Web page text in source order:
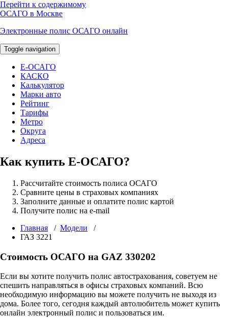
Перейти к содержимому
ОСАГО в Москве
Электронные полис ОСАГО онлайн
Toggle navigation
E-ОСАГО
КАСКО
Калькулятор
Марки авто
Рейтинг
Тарифы
Метро
Округа
Адреса
Как купить Е-ОСАГО?
Рассчитайте стоимость полиса ОСАГО
Сравните цены в страховых компаниях
Заполните данные и оплатите полис картой
Получите полис на e-mail
Главная / Модели /
ГАЗ 3221
Стоимость ОСАГО на GAZ 330202
Если вы хотите получить полис автострахования, советуем не
спешить направляться в офисы страховых компаний. Всю
необходимую информацию вы можете получить не выходя из
дома. Более того, сегодня каждый автолюбитель может купить
онлайн электронный полис и пользоваться им.